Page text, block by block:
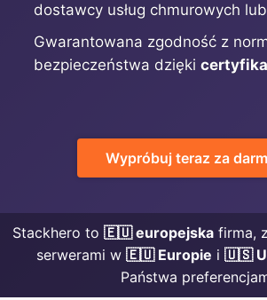
Meilisearch
Mercure-Hub
Mosquitto
dostawcy usług chmurowych
Gwarantowana zgodność z
bezpieczeństwa dzięki
Wypróbuj teraz za
Stackhero to 🇪🇺 europejska firma,
serwerami w 🇪🇺 Europie i 🇺🇸
Państwa